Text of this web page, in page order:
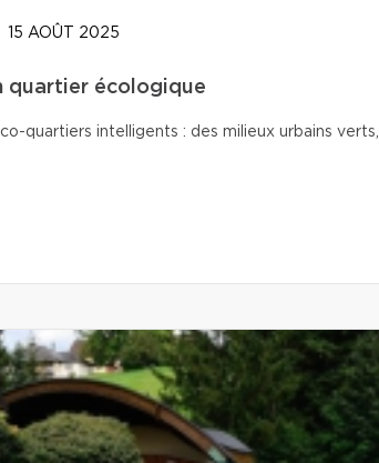
15 AOÛT 2025
quartier écologique
quartiers intelligents : des milieux urbains verts,